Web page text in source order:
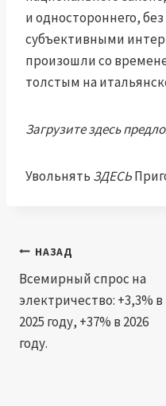
и одностороннего,
субъективными
произошли со
толстым на
Загрузите здесь
Увольнять ЗДЕСЬ
Навигация
по
записям
НАЗАД
Всемирный спрос на
электричество: +3,3% в
2025 году, +37% в 2026
году.